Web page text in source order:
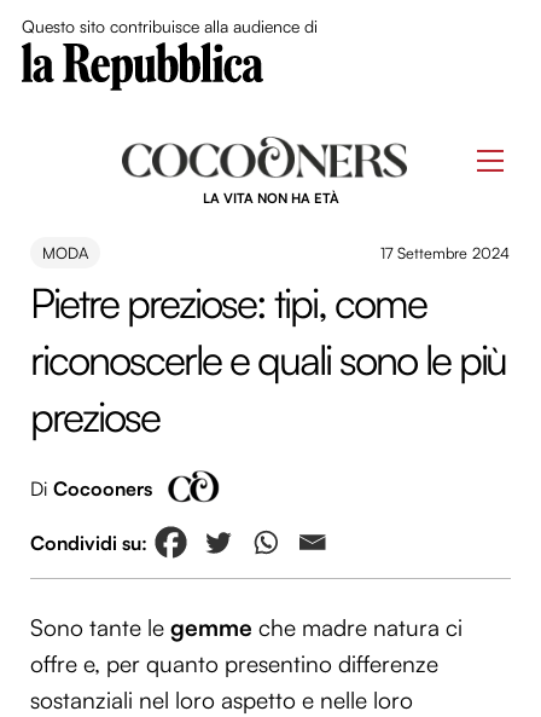
Questo sito contribuisce alla audience di
LA VITA NON HA ETÀ
MODA 17 Settembre 2024
Pietre preziose: tipi, come
riconoscerle e quali sono le più
preziose
Di Cocooners
Sono tante le gemme che madre natura ci
offre e, per quanto presentino differenze
sostanziali nel loro aspetto e nelle loro